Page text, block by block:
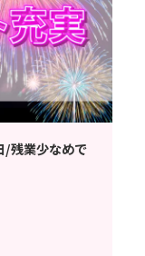
/残業少なめで